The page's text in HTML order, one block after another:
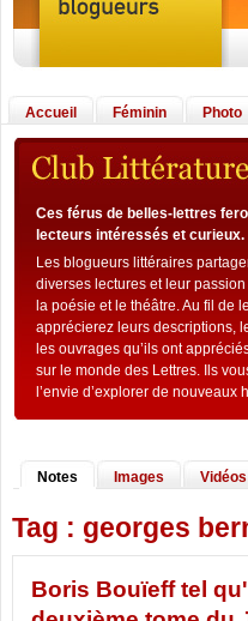
Accueil Féminin Photo
Ces férus de belles-lettres
lecteurs intéressés et curieux.
Les blogueurs littéraires
diverses lectures et leur
la poésie et le théâtre. Au fil de
apprécierez leurs descriptions,
les ouvrages qu’ils ont
sur le monde des Lettres. Ils
l’envie d’explorer de nouveaux
Notes Images Vidéos
Tag : georges
Boris Bouïeff tel